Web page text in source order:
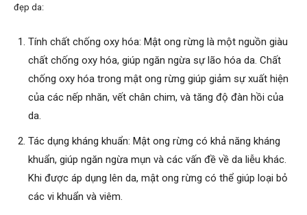
đẹp da:
Tính chất chống oxy hóa: Mật ong rừng là một nguồn giàu
chất chống oxy hóa, giúp ngăn ngừa sự lão hóa da. Chất
chống oxy hóa trong mật ong rừng giúp giảm sự xuất hiện
của các nếp nhăn, vết chân chim, và tăng độ đàn hồi của
da.
Tác dụng kháng khuẩn: Mật ong rừng có khả năng kháng
khuẩn, giúp ngăn ngừa mụn và các vấn đề về da liễu khác.
Khi được áp dụng lên da, mật ong rừng có thể giúp loại bỏ
các vi khuẩn và viêm.